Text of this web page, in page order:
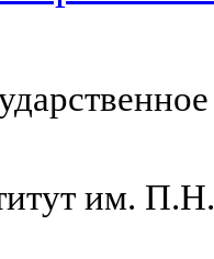
им.